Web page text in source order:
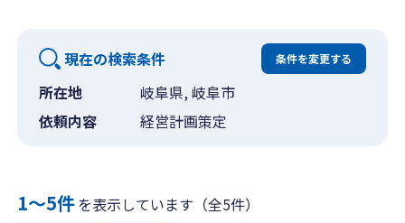
現在の検索条件 条件を変更する
所在地
岐阜県, 岐阜市
依頼内容
経営計画策定
1〜5件を表示しています（全5件）